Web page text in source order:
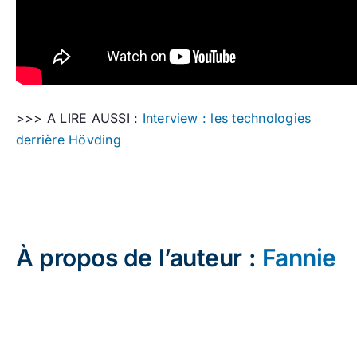
>>> A LIRE AUSSI : Interview : les technologies
derrière Hövding
À propos de l’auteur : Fannie